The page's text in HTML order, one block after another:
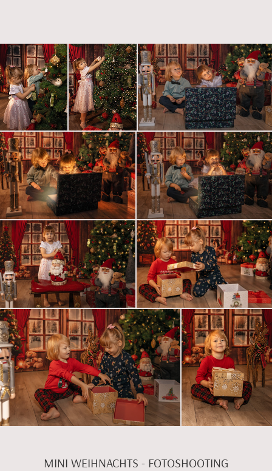
MINI WEIHNACHTS - FOTOSHOOTING